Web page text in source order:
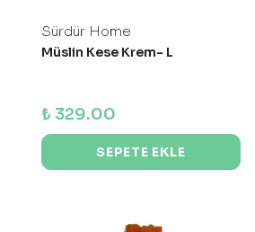
Sürdür Home
Müslin Kese Krem- L
₺ 329.00
SEPETE EKLE